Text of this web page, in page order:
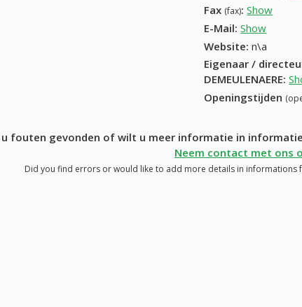
Fax (fax): Show
E-Mail: Show
Website: n\a
Eigenaar /
DEMEULENAERE:
Openingstijden
fouten gevonden of wilt u meer informatie in informatie
Neem contact met ons
Did you find errors or would like to add more details in informations